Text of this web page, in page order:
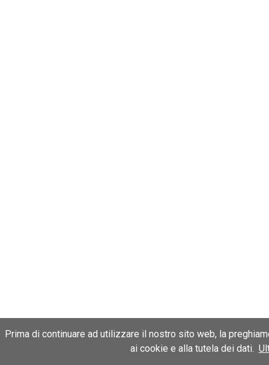
Prima di continuare ad utilizzare il nostro sito web, la
ai cookie e alla tutela dei dati.